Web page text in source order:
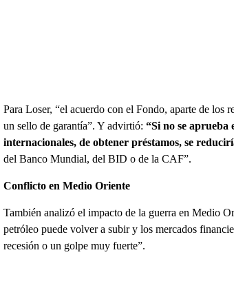
Para Loser, “el acuerdo con el Fondo, aparte de
un sello de garantía”. Y advirtió: “Si no se aprueba
internacionales, de obtener préstamos, se
del Banco Mundial, del BID o de la CAF”.
Conflicto en Medio Oriente
También analizó el impacto de la guerra en Medio
petróleo puede volver a subir y los mercados
recesión o un golpe muy fuerte”.